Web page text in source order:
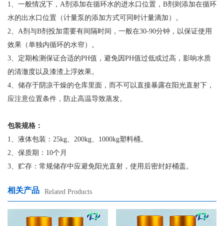
1、一般情况下，A剂添加在循环水的进水口位置，B剂则添加在循环
水的出水口位置（计量泵的添加方式可同时计量滴加）。
2、A剂与B剂投加需要有间隔时间，一般在30-90分钟，以保证使用
效果（单独内循环的水帘）。
3、定期检测保证合适的PH值，避免因PH值过低或过高，影响水质
的清澈度以及漆渣上浮效果。
4、储存于阴凉干燥的仓库里面，而不可以直接暴露在阳光直射下，
应注意位置条件，防止高温导致蒸发。
包装规格：
1、液体包装：25kg、200kg、1000kg塑料桶。
2、保质期：10个月
3、贮存：常规储存中应避免阳光直射，使用后密封好桶盖。
相关产品 Related Products